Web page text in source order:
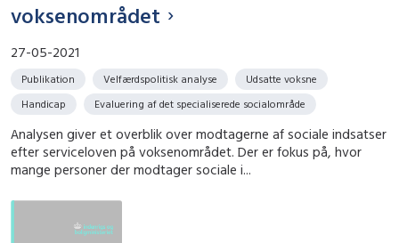
voksenområdet
27-05-2021
Publikation Velfærdspolitisk analyse
Udsatte voksne
Handicap
Evaluering af det specialiserede socialområde
Analysen giver et overblik over modtagerne af sociale indsatser
efter serviceloven på voksenområdet. Der er fokus på, hvor
mange personer der modtager sociale i...